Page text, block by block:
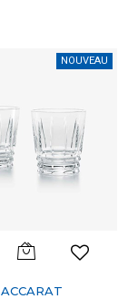
NOUVEAU